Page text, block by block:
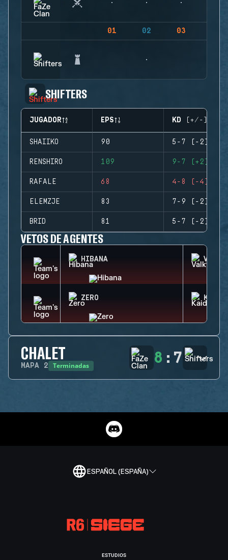
01 02 03
SHIFTERS
JUGADOR EPS KD (+/-)
SHAIIKO 90 5-7 (-2)
RENSHIRO 109 9-7 (+2)
RAFALE 68 4-8 (-4)
ELEMZJE 83 7-9 (-2)
BRID 81 5-7 (-2)
VETOS DE AGENTES
HIBANA
ZERO KAID
CHALET
MAPA 2 Terminadas 8 : 7
ESPAÑOL (ESPAÑA)
ESTUDIOS